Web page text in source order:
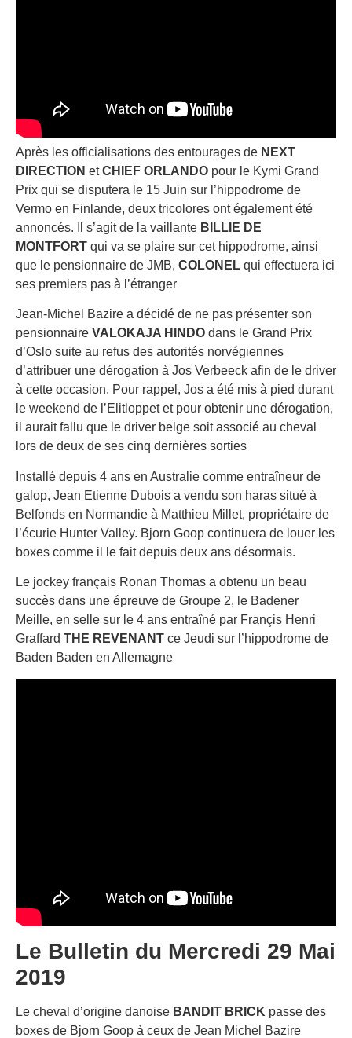
Après les officialisations des entourages de NEXT
DIRECTION etCHIEF ORLANDO pour le Kymi Grand
Prix qui se disputera le 15 Juin sur l’hippodrome de
Vermo en Finlande, deux tricolores ont également été
annoncés. Il s’agit de la vaillante BILLIE DE
MONTFORT qui va se plaire sur cet hippodrome, ainsi
que le pensionnaire de JMB, COLONEL qui effectuera ici
ses premiers pas à l’étranger
Jean-Michel Bazire a décidé de ne pas présenter son
pensionnaire VALOKAJA HINDO dans le Grand Prix
d’Oslo suite au refus des autorités norvégiennes
d’attribuer une dérogation à Jos Verbeeck afin de le driver
à cette occasion. Pour rappel, Jos a été mis à pied durant
le weekend de l’Elitloppet et pour obtenir une dérogation,
il aurait fallu que le driver belge soit associé au cheval
lors de deux de ses cinq dernières sorties
Installé depuis 4 ans en Australie comme entraîneur de
galop, Jean Etienne Dubois a vendu son haras situé à
Belfonds en Normandie à Matthieu Millet, propriétaire de
l’écurie Hunter Valley. Bjorn Goop continuera de louer les
boxes comme il le fait depuis deux ans désormais.
Le jockey français Ronan Thomas a obtenu un beau
succès dans une épreuve de Groupe 2, le Badener
Meille, en selle sur le 4 ans entraîné par Françis Henri
Graffard THE REVENANT ce Jeudi sur l’hippodrome de
Baden Baden en Allemagne
Le Bulletin du Mercredi 29 Mai
2019
Le cheval d’origine danoise BANDIT BRICK passe des
boxes de Bjorn Goop à ceux de Jean Michel Bazire